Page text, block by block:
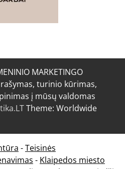
MARKETINGO
rašymas, turinio kūrimas,
į mūsų valdomas
Theme: Worldwide
-Teisinės
- Klaipedos miesto